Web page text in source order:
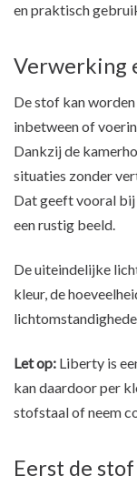
en praktisch
Verwerking
De stof kan
inbetween of
Dankzij de
situaties zonder
Dat geeft vooral
een rustig beeld.
De uiteindelijke
kleur, de
Let op: Liberty is
kan daardoor per
stofstaal of neem
Eerst de